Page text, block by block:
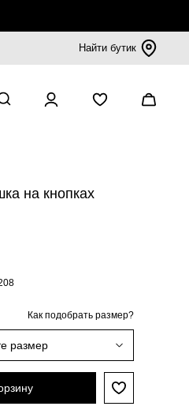
Найти бутик
на кнопках
Как подобрать размер?
размер